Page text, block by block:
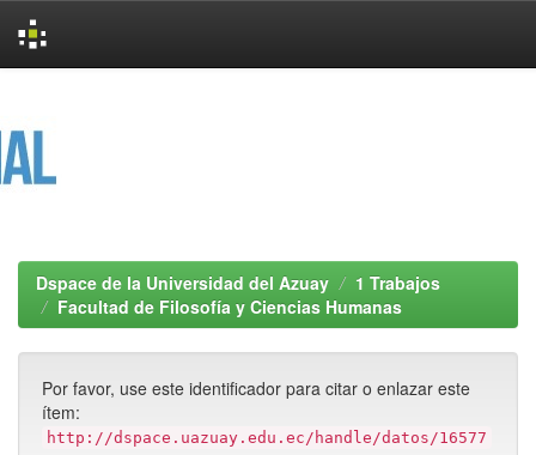
Dspace de la Universidad del Azuay
1 Trabajos
Facultad de Filosofía y Ciencias Humanas
Por favor, use este identificador para citar o enlazar este
ítem:
http://dspace.uazuay.edu.ec/handle/datos/16577